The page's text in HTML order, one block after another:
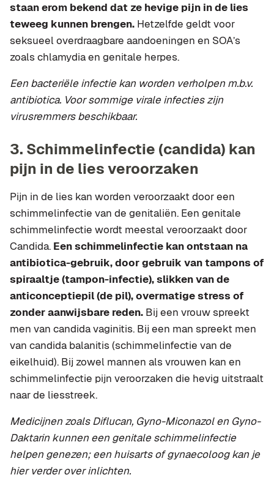
staan erom bekend dat ze hevige pijn in de lies
teweeg kunnen brengen. Hetzelfde geldt voor
seksueel overdraagbare aandoeningen en SOA’s
zoals chlamydia en genitale herpes.
Een bacteriële infectie kan worden verholpen m.b.v.
antibiotica. Voor sommige virale infecties zijn
virusremmers beschikbaar.
3. Schimmelinfectie (candida) kan
pijn in de lies veroorzaken
Pijn in de lies kan worden veroorzaakt door een
schimmelinfectie van de genitaliën. Een genitale
schimmelinfectie wordt meestal veroorzaakt door
Candida. Een schimmelinfectie kan ontstaan na
antibiotica-gebruik, door gebruik van tampons of
spiraaltje (tampon-infectie), slikken van de
anticonceptiepil (de pil), overmatige stress of
zonder aanwijsbare reden. Bij een vrouw spreekt
men van candida vaginitis. Bij een man spreekt men
van candida balanitis (schimmelinfectie van de
eikelhuid). Bij zowel mannen als vrouwen kan en
schimmelinfectie pijn veroorzaken die hevig uitstraalt
naar de liesstreek.
Medicijnen zoals Diflucan, Gyno-Miconazol en Gyno-
Daktarin kunnen een genitale schimmelinfectie
helpen genezen; een huisarts of gynaecoloog kan je
hier verder over inlichten.